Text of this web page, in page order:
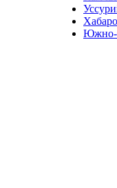
Южно-